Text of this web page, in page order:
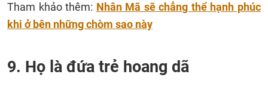
Tham khảo thêm: Nhân Mã sẽ chẳng thể hạnh phúc
khi ở bên những chòm sao này
9. Họ là đứa trẻ hoang dã